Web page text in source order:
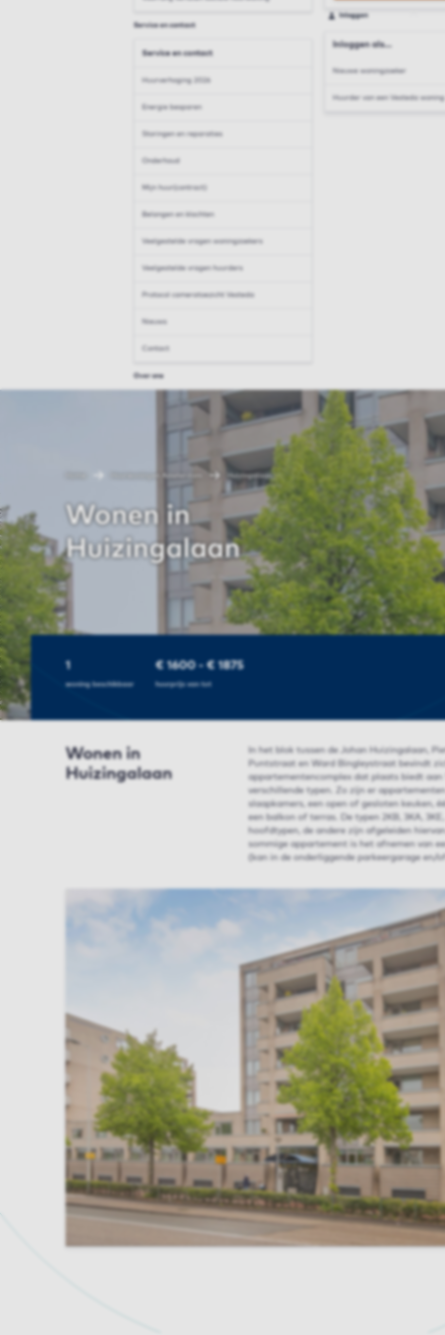
Service en contact
Service en contact
Huurverhoging 2026
Energie besparen
Storingen en reparaties
Onderhoud
Mijn huur(contract)
Belangen en klachten
Veelgestelde vragen woningzoekers
Veelgestelde vragen huurders
Protocol cameratoezicht Vesteda
Nieuws
Contact
Over ons
Inloggen
Inloggen als...
Nieuwe woningzoeker
Huurder van een Vesteda woning
Huizingalaan
Wonen in
Huizingalaan
1
woning beschikbaar
€ 1600 - € 1875
huurprijs van tot
Wonen in
Huizingalaan
In het blok tussen de Johan Huizingalaan,
Puntstraat en Ward Bingleystraat bevindt
appartementencomplex dat plaats biedt aan
verschillende typen. Zo zijn er
slaapkamers, een open of gesloten keuken,
een balkon of terras. De typen 2KB, 3KA,
hoofdtypen, de andere zijn afgeleiden
sommige appartement is het afnemen van
(kan in de onderliggende parkeergarage en/